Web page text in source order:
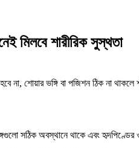
মিলবে শারীরিক সুস্থতা
শোয়ার ভঙ্গি বা পজিশন ঠিক না
সঠিক অবস্থানে থাকে এবং